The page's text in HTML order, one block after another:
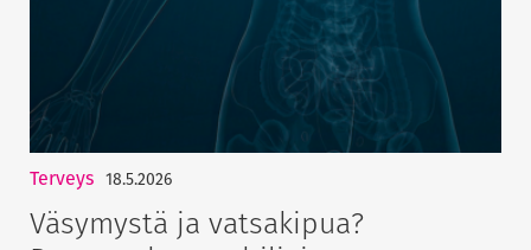
Terveys 18.5.2026
Väsymystä ja vatsakipua?